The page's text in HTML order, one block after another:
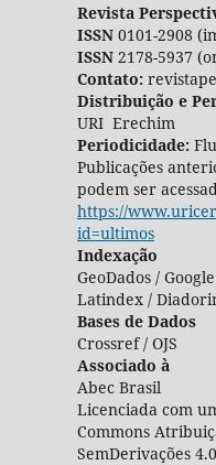
Revista
ISSN0101-2908
ISSN2178-5937
Contato:
Distribuição e
URI Erechim
Periodicidade:
Publicações
podem ser
https://
id=ultimos
Indexação
GeoDados /
Latindex /
Bases de Dados
Crossref / OJS
Associado à
Abec Brasil
Licenciada com
Commons
SemDerivações